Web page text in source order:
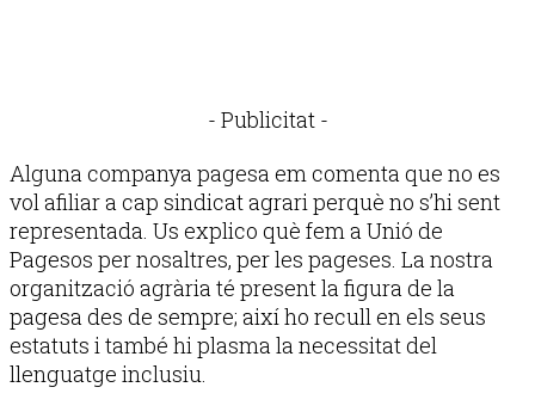
- Publicitat -
Alguna companya pagesa em comenta que no es
vol afiliar a cap sindicat agrari perquè no s’hi sent
representada. Us explico què fem a Unió de
Pagesos per nosaltres, per les pageses. La nostra
organització agrària té present la figura de la
pagesa des de sempre; així ho recull en els seus
estatuts i també hi plasma la necessitat del
llenguatge inclusiu.